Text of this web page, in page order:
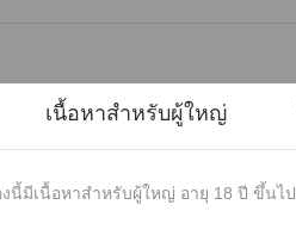
เผยแพร่
เนื้อหาสำหรับผู้ใหญ่
งนี้มีเนื้อหาสำหรับผู้ใหญ่ อายุ 18 ปี ขึ้นไป